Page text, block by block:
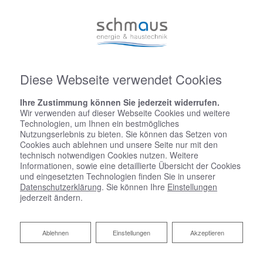
Diese Webseite verwendet Cookies
Ihre Zustimmung können Sie jederzeit widerrufen.
Wir verwenden auf dieser Webseite Cookies und weitere
Technologien, um Ihnen ein bestmögliches
Nutzungserlebnis zu bieten. Sie können das Setzen von
Cookies auch ablehnen und unsere Seite nur mit den
technisch notwendigen Cookies nutzen. Weitere
Informationen, sowie eine detaillierte Übersicht der Cookies
und eingesetzten Technologien finden Sie in unserer
Datenschutzerklärung. Sie können Ihre Einstellungen
jederzeit ändern.
Akzeptieren
Einstellungen
Ablehnen
Ablehnen